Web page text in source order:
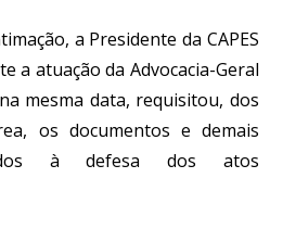
a Presidente da CAPES
a atuação da Advocacia-Geral
mesma data, requisitou, dos
os documentos e demais
à defesa dos atos